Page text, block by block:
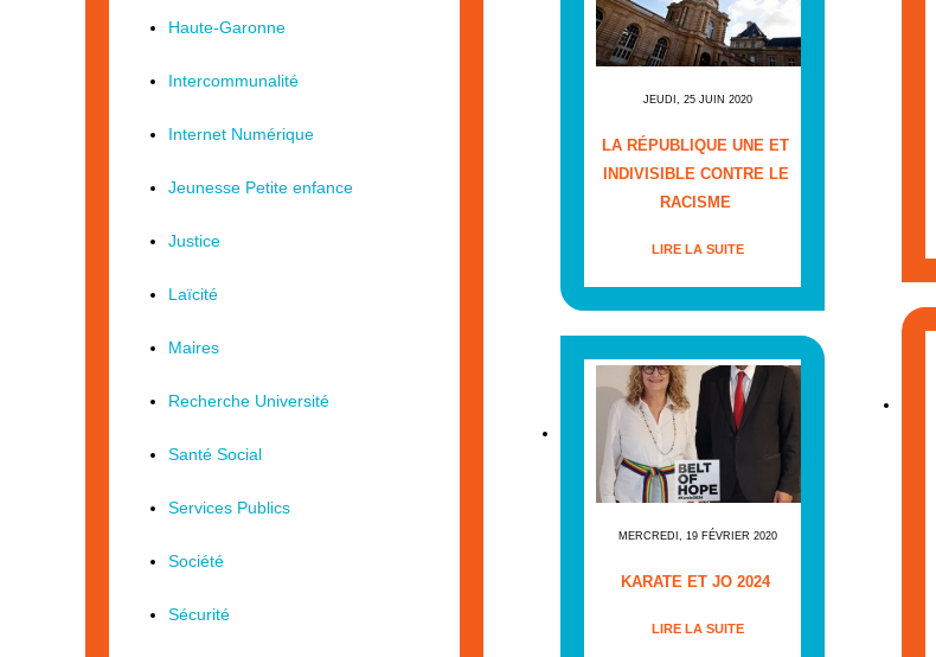
JEUDI, 25 JUIN 2020
LA RÉPUBLIQUE UNE ET
INDIVISIBLE CONTRE LE
RACISME
LIRE LA SUITE
MERCREDI, 19 FÉVRIER 2020
KARATE ET JO 2024
LIRE LA SUITE
Haute-Garonne
Intercommunalité
Internet Numérique
Jeunesse Petite enfance
Justice
Laïcité
Maires
Recherche Université
Santé Social
Services Publics
Société
Sécurité